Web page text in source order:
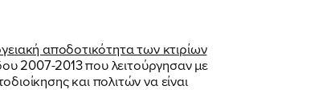
αποδοτικότητα των κτιρίων
2007-2013 που λειτούργησαν με
και πολιτών να είναι